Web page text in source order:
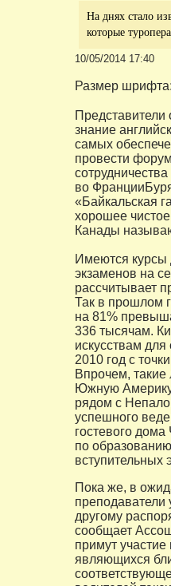
На днях стало
которые
10/05/2014 17:40
Размер шрифта:
Представители
знание
самых
провести
во
«Байкальская
хорошее
Канады
Имеются курсы
экзаменов на
рассчитывает
Так в прошлом
на 81%
336 тысячам.
искусствам
2010 год с
Впрочем,
Южную Америку
рядом с
успешного
гостевого
по
вступительных
Пока же, в
другому
сообщает
примут
являющихся